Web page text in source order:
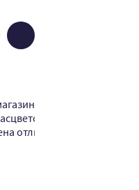
где я ее искал.
прилагается
отлично. По всем